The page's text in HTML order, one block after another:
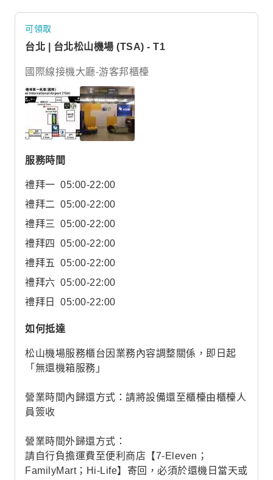
可領取
台北 | 台北松山機場 (TSA) - T1
國際線接機大廳-游客邦櫃檯
服務時間
禮拜一 05:00-22:00
禮拜二 05:00-22:00
禮拜三
05:00-22:00
禮拜四
05:00-22:00
禮拜五
05:00-22:00
禮拜六 05:00-22:00
禮拜日
05:00-22:00
如何抵達
松山機場服務櫃台因業務內容調整關係，即日起
「無還機箱服務」
營業時間內歸還方式：請將設備還至櫃檯由櫃檯人
員簽收
營業時間外歸還方式：
請自行負擔運費至便利商店【7-Eleven；
FamilyMart；Hi-Life】寄回，必須於還機日當天或